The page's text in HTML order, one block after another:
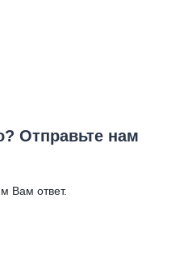
Отправьте нам
Вам ответ.